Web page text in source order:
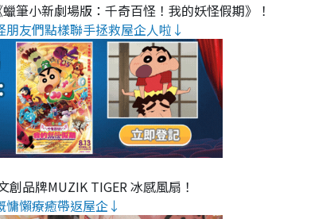
筆小新劇場版：千奇百怪！我的妖怪假期》！
友們點樣聯手拯救屋企人啦↓
創品牌MUZIK TIGER 冰感風扇！
慵懶療癒帶返屋企↓